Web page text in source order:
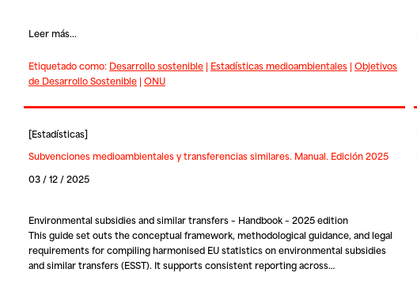
Leer más...
Etiquetado como: Desarrollo sostenible| Estadísticas medioambientales| Objetivos
de Desarrollo Sostenible| ONU
[Estadísticas]
Subvenciones medioambientales y transferencias similares. Manual. Edición 2025
03 / 12 / 2025
Environmental subsidies and similar transfers – Handbook – 2025 edition
This guide set outs the conceptual framework, methodological guidance, and legal
requirements for compiling harmonised EU statistics on environmental subsidies
and similar transfers (ESST). It supports consistent reporting across…